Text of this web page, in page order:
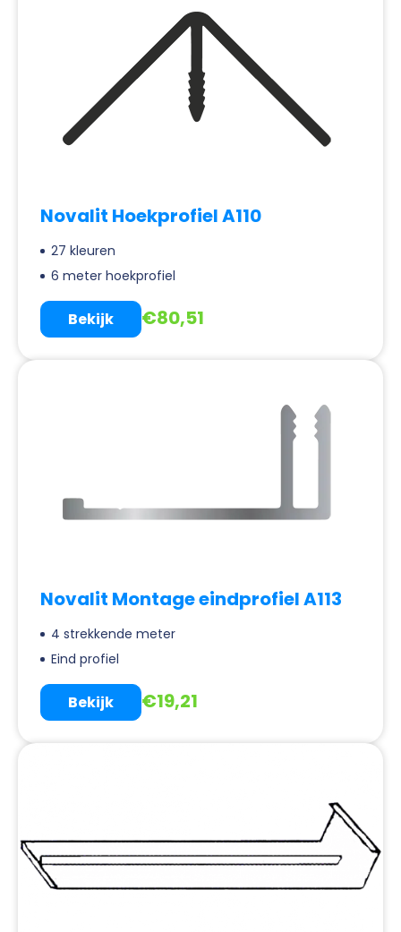
Novalit Hoekprofiel A110
27 kleuren
6 meter hoekprofiel
€80,51
Bekijk
Novalit Montage eindprofiel A113
4 strekkende meter
Eind profiel
€19,21
Bekijk